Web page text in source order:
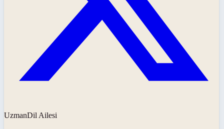
UzmanDil Ailesi